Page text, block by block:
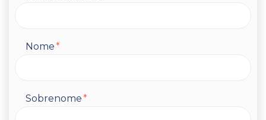
Nome*
Sobrenome*